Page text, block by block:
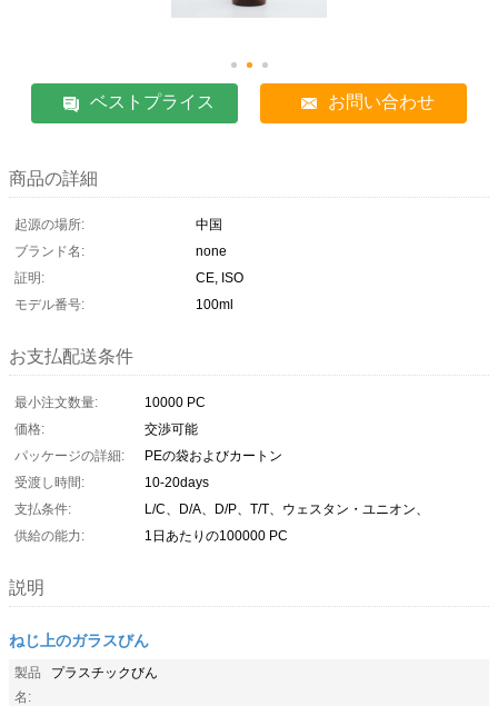
ベストプライス お問い合わせ
商品の詳細
起源の場所:
中国
ブランド名:
none
証明:
CE, ISO
モデル番号:
100ml
お支払配送条件
最小注文数量:
10000 PC
価格:
交渉可能
パッケージの詳細:
PEの袋およびカートン
受渡し時間:
10-20days
支払条件:
L/C、D/A、D/P、T/T、ウェスタン・ユニオン、
供給の能力:
1日あたりの100000 PC
説明
ねじ上のガラスびん
製品
名:
プラスチックびん